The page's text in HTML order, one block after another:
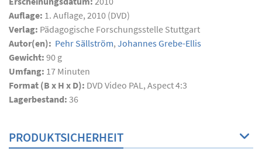
Auflage: 1. Auflage, 2010 (DVD)
Verlag: Pädagogische Forschungsstelle Stuttgart
Autor(en): Pehr Sällström, Johannes Grebe-Ellis
Gewicht: 90 g
Umfang: 17 Minuten
Format (B x H x D): DVD Video PAL, Aspect 4:3
Lagerbestand: 36
PRODUKTSICHERHEIT